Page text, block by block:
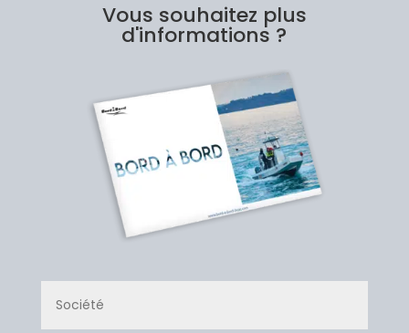
Vous souhaitez plus
d'informations ?